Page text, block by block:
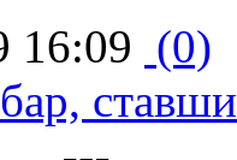
16:09 (0)